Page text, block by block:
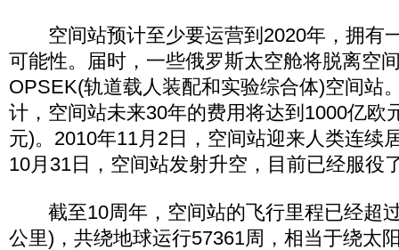
空间站预计至少要运营到2020年，拥有
可能性。届时，一些俄罗斯太空舱将脱离空
OPSEK(轨道载人装配和实验综合体)空间站
计，空间站未来30年的费用将达到1000亿欧
元)。2010年11月2日，空间站迎来人类连续
10月31日，空间站发射升空，目前已经服役
截至10周年，空间站的飞行里程已经超
公里)，共绕地球运行57361周，相当于绕太